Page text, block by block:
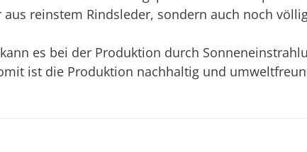
reinstem Rindsleder, sondern auch noch
es bei der Produktion durch
ist die Produktion nachhaltig und